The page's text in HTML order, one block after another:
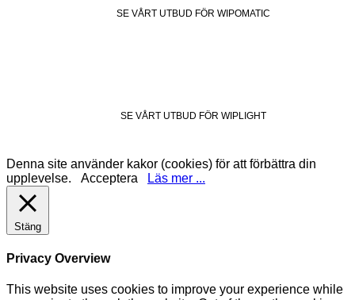
SE VÅRT UTBUD FÖR WIPOMATIC
SE VÅRT UTBUD FÖR WIPLIGHT
Denna site använder kakor (cookies) för att förbättra din
upplevelse. Acceptera Läs mer ...
Stäng
Privacy Overview
This website uses cookies to improve your experience while